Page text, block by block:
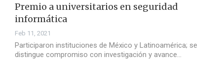
Premio a universitarios en seguridad
informática
Feb 11, 2021
Participaron instituciones de México y Latinoamérica; se
distingue compromiso con investigación y avance…